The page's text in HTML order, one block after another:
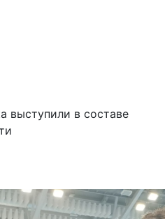
выступили в составе